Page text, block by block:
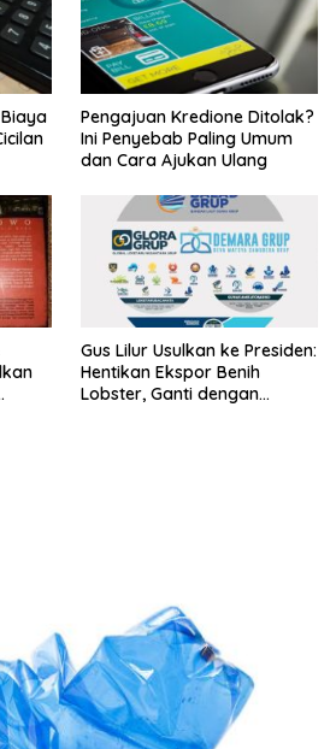
Pengajuan Kredione Ditolak?
Ini Penyebab Paling Umum
dan Cara Ajukan Ulang
Gus Lilur Usulkan ke Presiden:
Hentikan Ekspor Benih
Lobster, Ganti dengan